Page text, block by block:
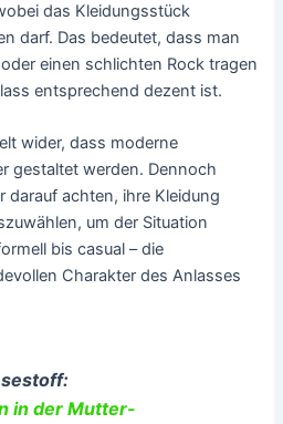
das Kleidungsstück
darf. Das bedeutet, dass man
einen schlichten Rock tragen
entsprechend dezent ist.
wider, dass moderne
gestaltet werden. Dennoch
darauf achten, ihre Kleidung
um der Situation
bis casual – die
Charakter des Anlasses
in der Mutter-